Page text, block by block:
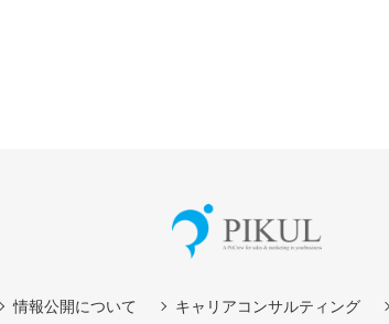
情報公開について キャリアコンサルティング